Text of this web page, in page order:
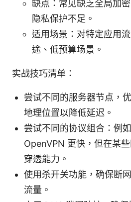
缺点：常见缺乏全局加
隐私保护不足。
适用场景：对特定应用
途、低预算场景。
实战技巧清单：
尝试不同的服务器节点，
地理位置以降低延迟。
尝试不同的协议组合：例
OpenVPN 更快，但在某
穿透能力。
使用杀开关功能，确保断
流量。